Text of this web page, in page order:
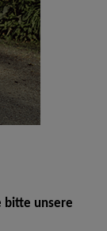
bitte unsere